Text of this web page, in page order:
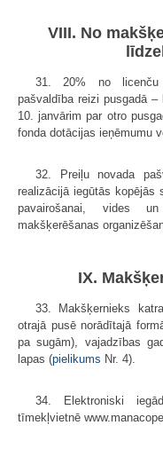
VIII. No
31. 20% no licenču
pašvaldība reizi pusgadā
10. janvārim par otro
fonda dotācijas ieņēmumu
32. Preiļu novada
realizācijā iegūtās
pavairošanai, vides
makšķerēšanas
IX.
33. Makšķernieks
otrajā pusē norādītajā
pa sugām), vajadzības
lapas (pielikums Nr. 4).
34. Elektroniski
tīmekļvietnē